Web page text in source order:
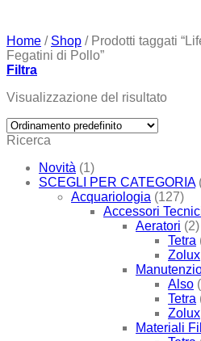
Home / Shop /Prodotti taggati
Fegatini di Pollo”
Filtra
Visualizzazione del risultato
Ricerca
Novità (1)
SCEGLI PER CATEGORIA
Acquariologia (127)
Accessori
Aeratori (2)
Tetra
Zolux
Also
Tetra
Zolux
Materiali